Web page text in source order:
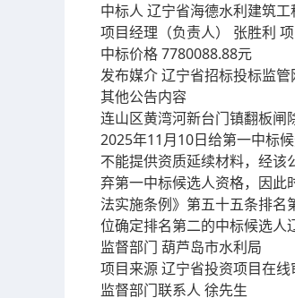
中标人 辽宁省海德水利建筑
项目经理（负责人） 张胜利
中标价格 7780088.88元
发布媒介 辽宁省招标投标监
其他公告内容
连山区黄湾河新台门镇翻板闸
2025年11月10日给第一中标
不能提供资质延续材料，经
弃第一中标候选人资格，因此
法实施条例》第五十五条排
位确定排名第二的中标候选人
监督部门 葫芦岛市水利局
项目来源 辽宁省投资项目在
监督部门联系人 徐先生